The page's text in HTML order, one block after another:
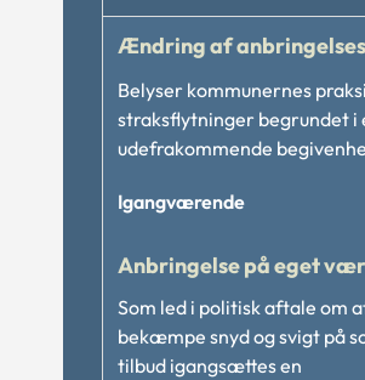
Ændring af
Belyser kommunernes
straksflytninger begrundet i
udefrakommende
Igangværende
Anbringelse på eget
Som led i politisk aftale om
bekæmpe snyd og svigt på
tilbud igangsættes en